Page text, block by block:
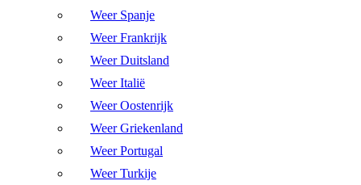
Weer Spanje
Weer Frankrijk
Weer Duitsland
Weer Italië
Weer Oostenrijk
Weer Griekenland
Weer Portugal
Weer Turkije